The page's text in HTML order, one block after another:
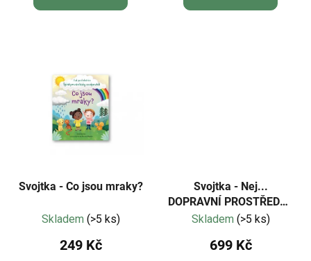
Svojtka - Co jsou mraky?
Skladem (>5 ks)
249 Kč
Svojtka - Nej...
DOPRAVNÍ PROSTŘEDKY
v pohybu
Skladem (>5 ks)
699 Kč